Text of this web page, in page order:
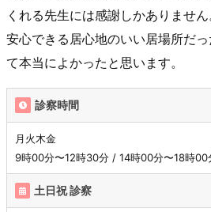
くれる先生には感謝しかありません
安心できる居心地のいい居場所だ
て本当によかったと思います。
診察時間
月火木金
9時00分〜12時30分 / 14時00分〜18時00
土日祝 診察